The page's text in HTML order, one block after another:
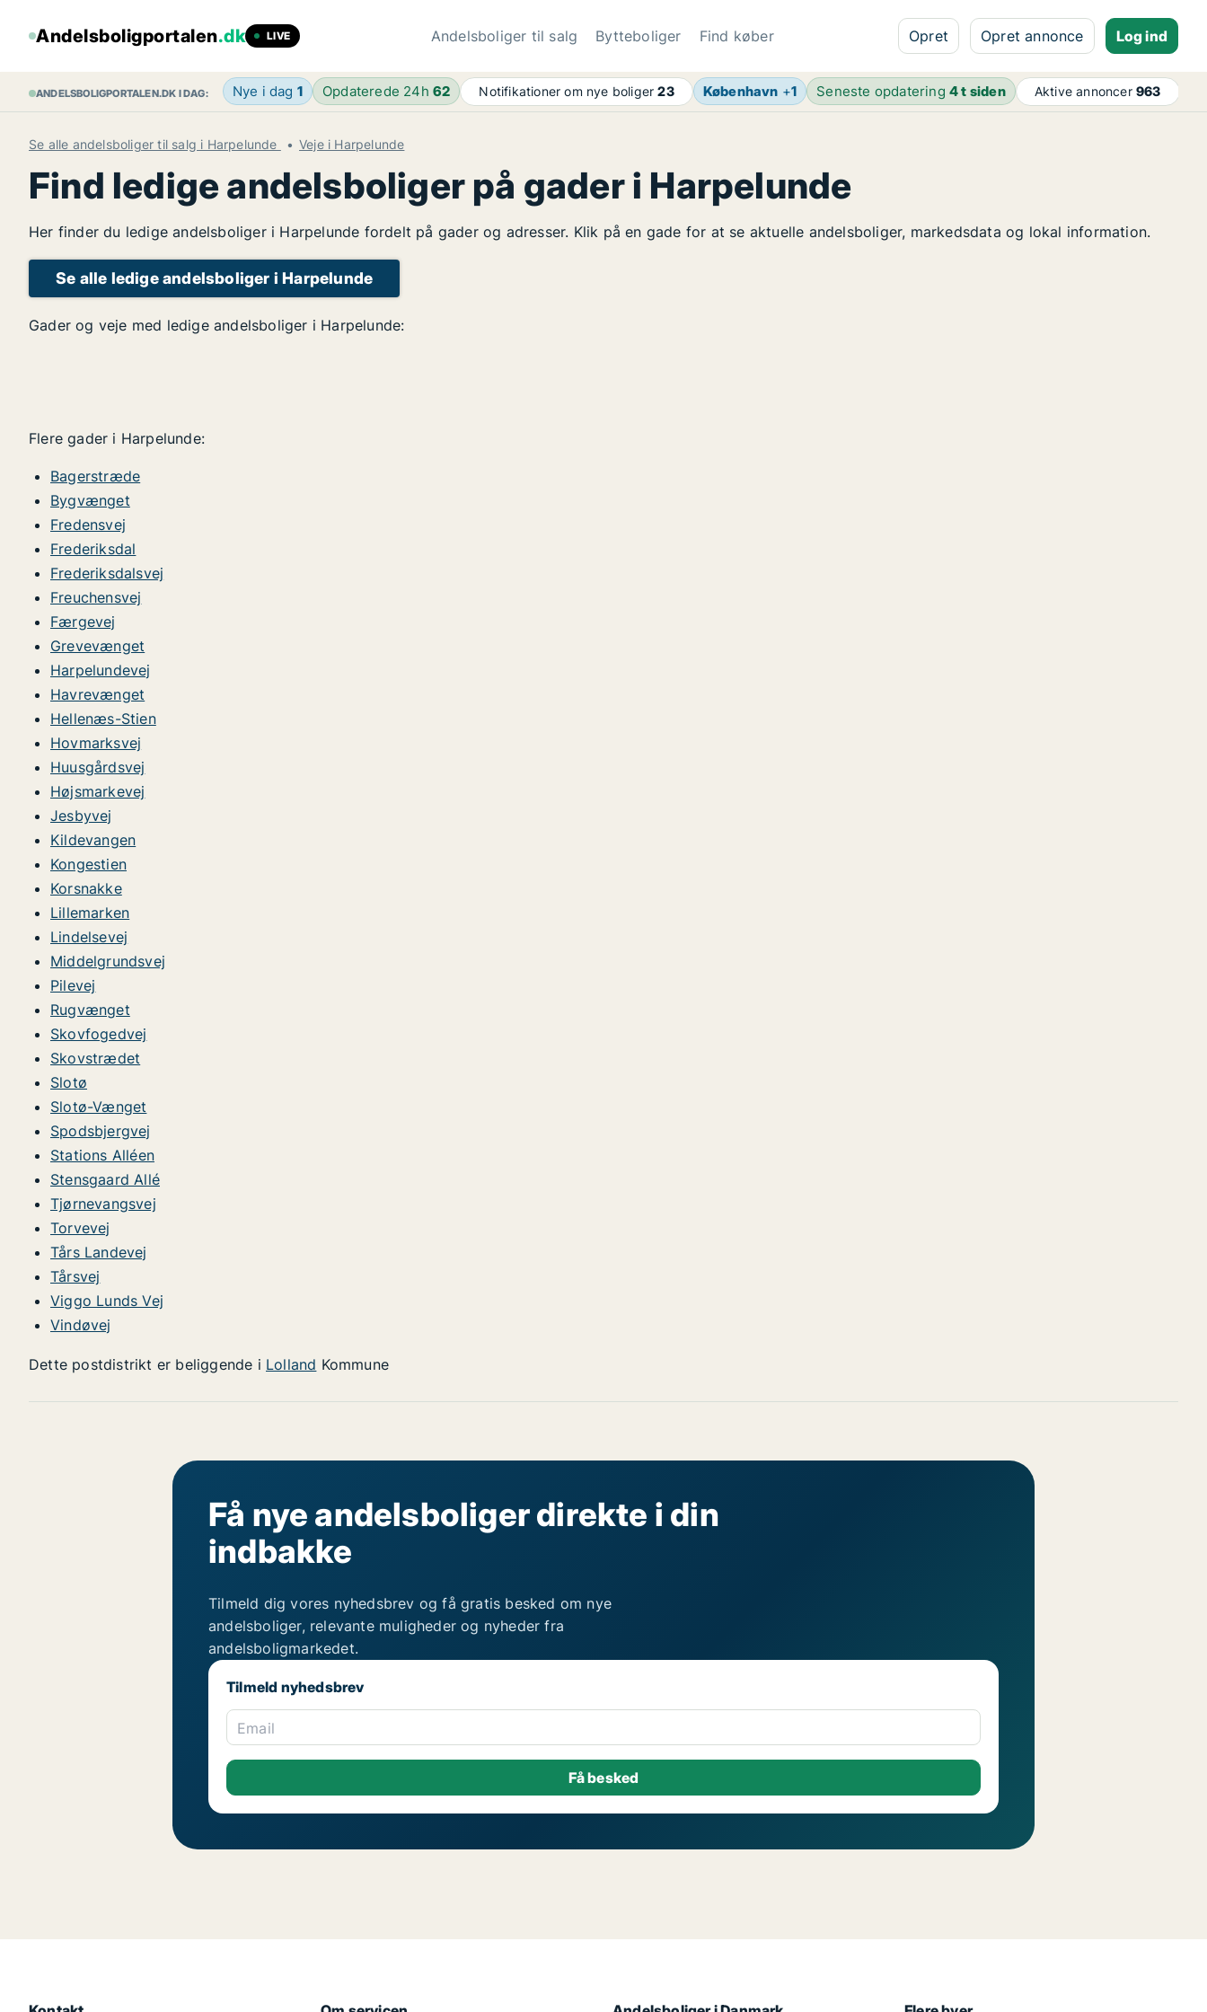
Andelsboligportalen.dk LIVE Andelsboliger til salg Bytteboliger Find køber Opret Opret annonce Log ind
ANDELSBOLIGPORTALEN.DK I DAG: Nye i dag 1 Opdaterede 24h62 Notifikationer om nye boliger23 København +1 Seneste opdatering4 t siden Aktive annoncer963
Se alle andelsboliger til salg i Harpelunde Veje i Harpelunde
Find ledige andelsboliger på gader i Harpelunde
Her finder du ledige andelsboliger i Harpelunde fordelt på gader og adresser. Klik på en gade for at se aktuelle andelsboliger, markedsdata og lokal information.
Se alle ledige andelsboliger i Harpelunde
Gader og veje med ledige andelsboliger i Harpelunde:
Flere gader i Harpelunde:
Bagerstræde
Bygvænget
Fredensvej
Frederiksdal
Frederiksdalsvej
Freuchensvej
Færgevej
Grevevænget
Harpelundevej
Havrevænget
Hellenæs-Stien
Hovmarksvej
Huusgårdsvej
Højsmarkevej
Jesbyvej
Kildevangen
Kongestien
Korsnakke
Lillemarken
Lindelsevej
Middelgrundsvej
Pilevej
Rugvænget
Skovfogedvej
Skovstrædet
Slotø
Slotø-Vænget
Spodsbjergvej
Stations Alléen
Stensgaard Allé
Tjørnevangsvej
Torvevej
Tårs Landevej
Tårsvej
Viggo Lunds Vej
Vindøvej
Dette postdistrikt er beliggende i Lolland Kommune
Få nye andelsboliger direkte i din
indbakke
Tilmeld dig vores nyhedsbrev og få gratis besked om nye
andelsboliger, relevante muligheder og nyheder fra
andelsboligmarkedet.
Tilmeld nyhedsbrev
Email